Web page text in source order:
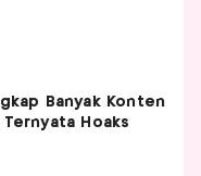
Banyak Konten
Hoaks